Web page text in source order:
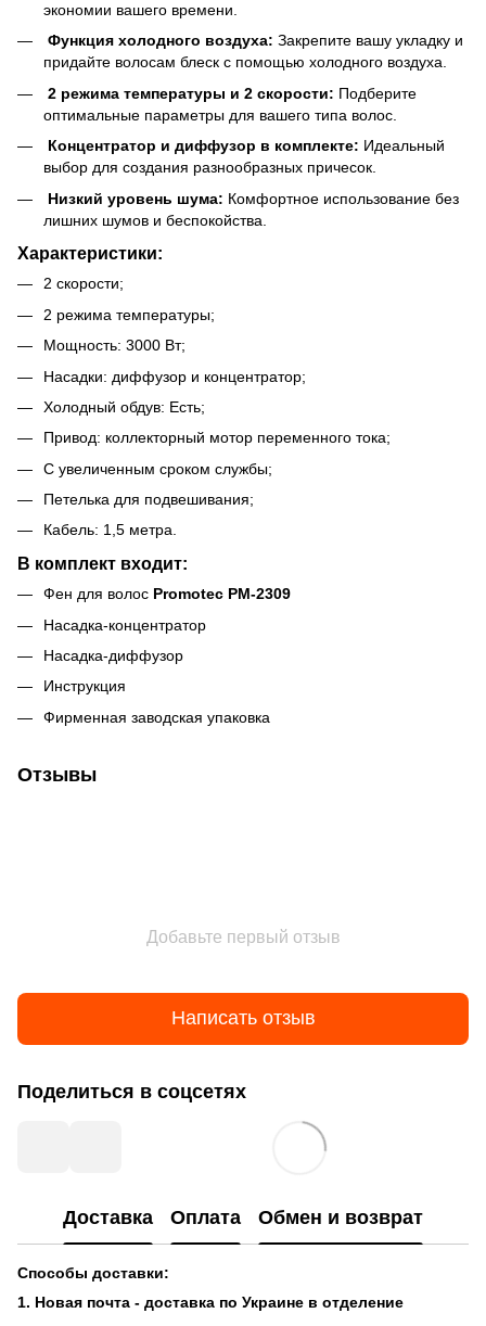
экономии вашего времени.
Функция холодного воздуха: Закрепите вашу укладку и
придайте волосам блеск с помощью холодного воздуха.
2 режима температуры и 2 скорости: Подберите
оптимальные параметры для вашего типа волос.
Концентратор и диффузор в комплекте: Идеальный
выбор для создания разнообразных причесок.
Низкий уровень шума: Комфортное использование без
лишних шумов и беспокойства.
Характеристики:
2 скорости;
2 режима температуры;
Мощность: 3000 Вт;
Насадки: диффузор и концентратор;
Холодный обдув: Есть;
Привод: коллекторный мотор переменного тока;
С увеличенным сроком службы;
Петелька для подвешивания;
Кабель: 1,5 метра.
В комплект входит:
Фен для волос Promotec PM-2309
Насадка-концентратор
Насадка-диффузор
Инструкция
Фирменная заводская упаковка
Отзывы
Добавьте первый отзыв
Написать отзыв
Поделиться в соцсетях
Доставка Оплата Обмен и возврат
Способы доставки:
1. Новая почта - доставка по Украине в отделение